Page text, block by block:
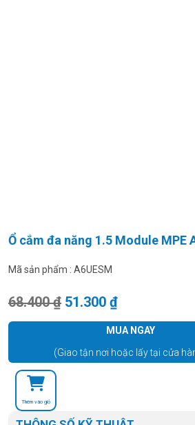
Ổ cắm đa năng 1.5 Module MPE
Mã sản phẩm : A6UESM
68.400₫ Giá gốc là: 68.400 ₫.
51.300 ₫Giá hiện tại
MUA NGAY
(Giao tận nơi hoặc lấy tại cửa
Thêm vào giỏ